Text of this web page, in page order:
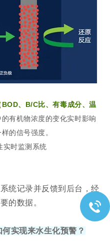
、B/C比、有毒成分、温
的有机物浓度的变化实时影响
的信号强度。
统记录并反馈到后台，经
的数据。
实现来水生化预警？